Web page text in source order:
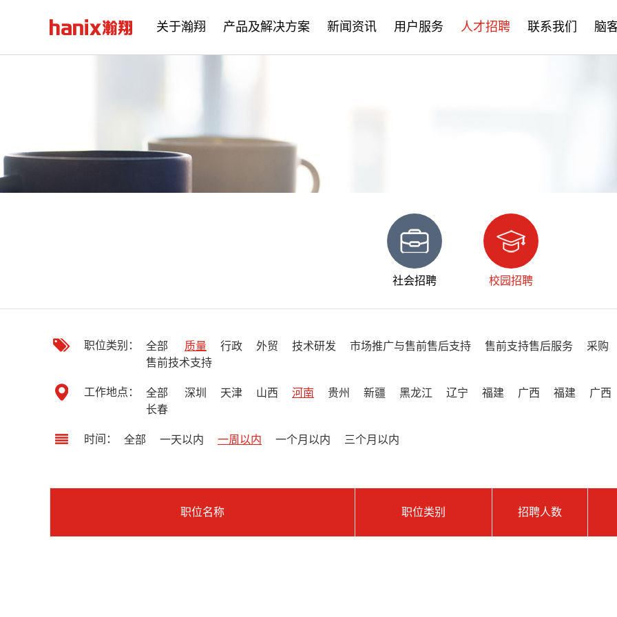
关于瀚翔 产品及解决方案 新闻资讯 用户服务 人才招聘 联系我们 脑
社会招聘 校园招聘
职位类别： 全部 质量 行政 外贸 技术研发 市场推广与售前售后支持 售前支持售后服务
采购
售前技术支持
工作地点： 全部 深圳 天津 山西 河南 贵州 新疆 黑龙江 辽宁 福建 广西 福建
广西
长春
时间： 全部 一天以内 一周以内 一个月以内 三个月以内
职位名称 职位类别 招聘人数